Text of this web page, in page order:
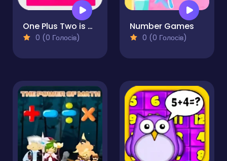
One Plus Two is Three
0 (0 Голосів)
Number Games
0 (0 Голосів)